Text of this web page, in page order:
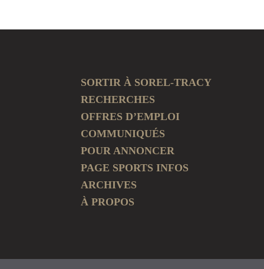
SORTIR À SOREL-TRACY
RECHERCHES
OFFRES D’EMPLOI
COMMUNIQUÉS
POUR ANNONCER
PAGE SPORTS INFOS
ARCHIVES
À PROPOS